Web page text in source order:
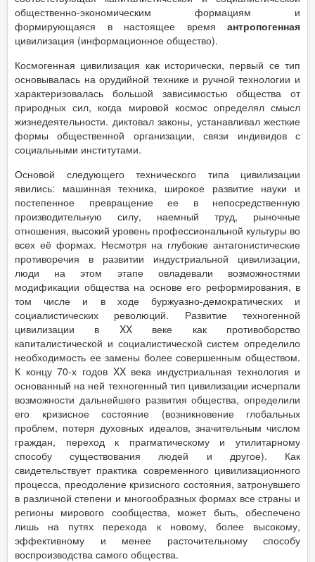
общественно-экономическим формациям и
формирующаяся в настоящее время антропогенная
цивилизация (информационное общество).
Космогенная цивилизация как исторически, первый се тип
основывалась на орудийной технике и ручной технологии и
характеризовалась большой зависимостью общества от
природных сил, когда мировой космос определял смысл
жизнедеятельности. диктовал законы, устанавливал жесткие
формы общественной организации, связи индивидов с
социальными институтами.
Основой следующего технического типа цивилизации
явились: машинная техника, широкое развитие науки и
постепенное превращение ее в непосредственную
производительную силу, наемный труд, рыночные
отношения, высокий уровень профессиональной культуры во
всех её формах. Несмотря на глубокие антагонистические
противоречия в развитии индустриальной цивилизации,
люди на этом этапе овладевали возможностями
модификации общества на основе его реформирования, в
том числе и в ходе буржуазно-демократических и
социалистических революций. Развитие техногенной
цивилизации в XX веке как противоборство
капиталистической и социалистической систем определило
необходимость ее замены более совершенным обществом.
К концу 70-х годов XX века индустриальная технология и
основанный на ней техногенный тип цивилизации исчерпали
возможности дальнейшего развития общества, определили
его кризисное состояние (возникновение глобальных
проблем, потеря духовных идеалов, значительным числом
граждан, переход к прагматическому и утилитарному
способу существования людей и другое). Как
свидетельствует практика современного цивилизационного
процесса, преодоление кризисного состояния, затронувшего
в различной степени и многообразных формах все страны и
регионы мирового сообщества, может быть, обеспечено
лишь на путях перехода к новому, более высокому,
эффективному и менее расточительному способу
воспроизводства самого общества.